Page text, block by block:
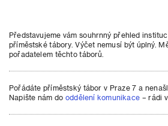
Představujeme vám souhrnný přehled
příměstské tábory. Výčet nemusí být úplný.
pořadatelem těchto táborů.
Pořádáte příměstský tábor v Praze 7 a
Napište nám dooddělení komunikace– rádi